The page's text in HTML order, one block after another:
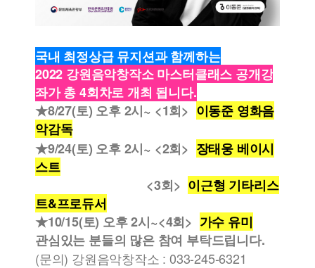
국내 최정상급 뮤지션과 함께하는
2022 강원음악창작소 마스터클래스 공개강
좌가 총 4회차로 개최 됩니다.
★8/27(토) 오후 2시~ <1회> 이동준 영화음
악감독
★9/24(토) 오후 2시~ <2회> 장태웅 베이시
스트
<3회> 이근형 기타리스
트&프로듀서
★10/15(토) 오후 2시~<4회> 가수 유미
관심있는 분들의 많은 참여 부탁드립니다.
(문의) 강원음악창작소 : 033-245-6321